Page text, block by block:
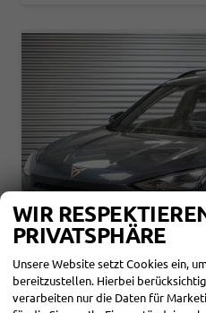
WIR
PRIVATSPHÄRE
Unsere Website setzt Cookies ein,
bereitzustellen. Hierbei
verarbeiten nur die Daten für